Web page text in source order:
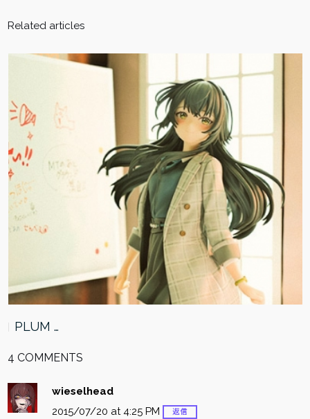
Related articles
PLUM …
4 COMMENTS
wieselhead
2015/07/20 at 4:25 PM
返信